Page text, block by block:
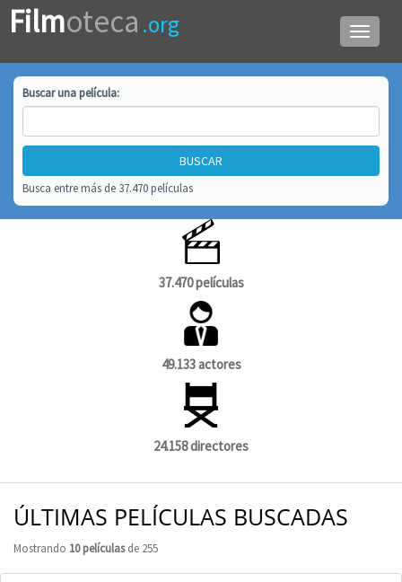
Menú
de
Filmoteca .org
Buscar unapelícula:
Busca entre más de 37.470 películas
37.470 películas
49.133 actores
24.158 directores
ÚLTIMAS PELÍCULAS BUSCADAS
Mostrando 10 películasde 255